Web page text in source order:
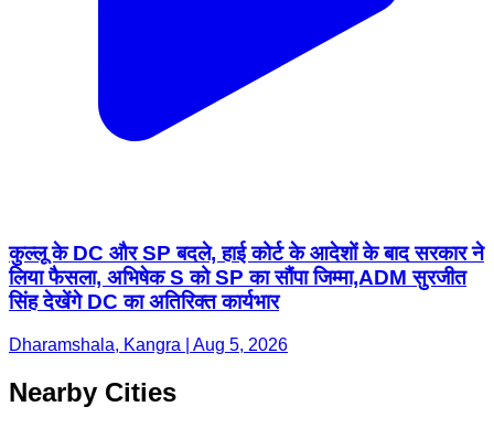
कुल्लू के DC और SP बदले, हाई कोर्ट के आदेशों के बाद सरकार ने
लिया फैसला, अभिषेक S को SP का सौंपा जिम्मा,ADM सुरजीत
सिंह देखेंगे DC का अतिरिक्त कार्यभार
Dharamshala, Kangra | Aug 5, 2026
Nearby Cities